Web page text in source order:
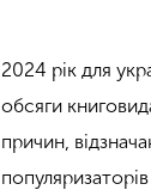
2024 рік для
обсяги
причин,